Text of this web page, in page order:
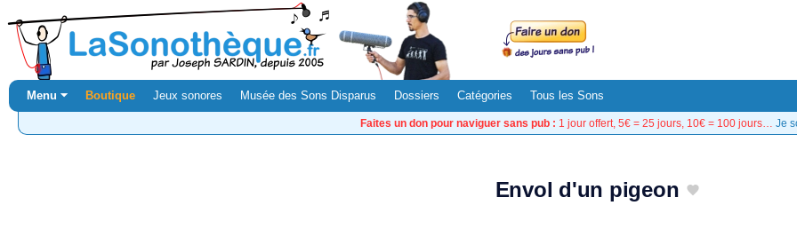
Menu ⏷ Boutique Jeux sonores Musée des Sons Disparus Dossiers Catégories Tous les Sons
Faites un don pour naviguer sans pub : 1 jour offert, 5€ = 25 jours, 10€ = 100 jours… Je
Envol d'un pigeon